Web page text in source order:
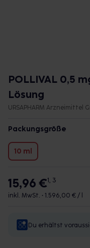
POLLIVAL 0,5
Lösung
URSAPHARM Arzneimittel
Packungsgröße
10 ml
15,96 €1, 3
inkl. MwSt. • 1.596,00 € / l
Du erhältst